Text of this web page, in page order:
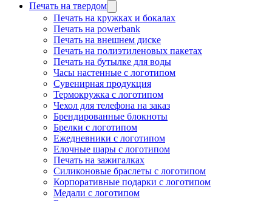
Печать на твердом
Печать на кружках и бокалах
Печать на powerbank
Печать на внешнем диске
Печать на полиэтиленовых пакетах
Печать на бутылке для воды
Часы настенные с логотипом
Сувенирная продукция
Термокружка с логотипом
Чехол для телефона на заказ
Брендированные блокноты
Брелки с логотипом
Ежедневники с логотипом
Елочные шары с логотипом
Печать на зажигалках
Силиконовые браслеты с логотипом
Корпоративные подарки с логотипом
Медали с логотипом